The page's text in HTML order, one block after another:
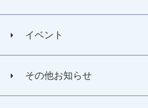
イベント
その他お知らせ